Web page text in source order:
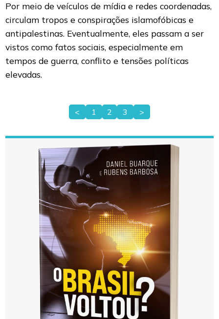
Por meio de veículos de mídia e redes coordenadas,
circulam tropos e conspirações islamofóbicas e
antipalestinas. Eventualmente, eles passam a ser
vistos como fatos sociais, especialmente em
tempos de guerra, conflito e tensões políticas
elevadas.
Paginação
de
posts
< 1 2 3 >